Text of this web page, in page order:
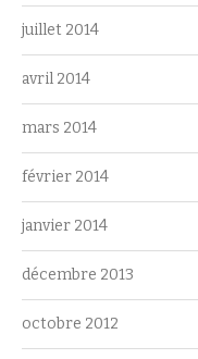
juillet 2014
avril 2014
mars 2014
février 2014
janvier 2014
décembre 2013
octobre 2012